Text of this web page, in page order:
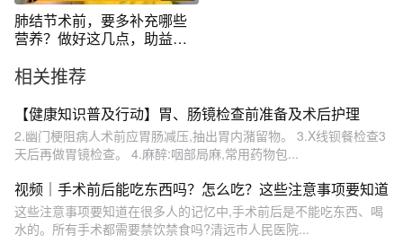
肺结节术前，要多补充哪些
营养？做好这几点，助益术
相关推荐
【健康知识普及行动】胃、肠镜检查前准备及术后护理
2.幽门梗阻病人术前应胃肠减压,抽出胃内潴留物。 3.X线钡餐检查3
天后再做胃镜检查。 4.麻醉:咽部局麻,常用药物包...
视频｜手术前后能吃东西吗？怎么吃？这些注意事项要知道
这些注意事项要知道在很多人的记忆中,手术前后是不能吃东西、喝
水的。所有手术都需要禁饮禁食吗?清远市人民医院...